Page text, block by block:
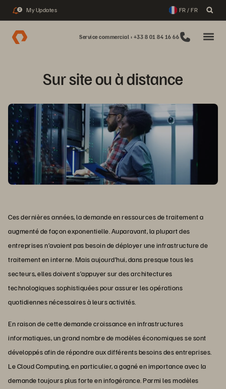
2 My Updates FR / FR
Service commercial : +33 8 01 84 16 66
Sur site ou à distance
Ces dernières années, la demande en ressources de traitement a
augmenté de façon exponentielle. Auparavant, la plupart des
entreprises n’avaient pas besoin de déployer une infrastructure de
traitement en interne. Mais aujourd’hui, dans presque tous les
secteurs, elles doivent s’appuyer sur des architectures
technologiques sophistiquées pour assurer les opérations
quotidiennes nécessaires à leurs activités.
En raison de cette demande croissance en infrastructures
informatiques, un grand nombre de modèles économiques se sont
développés afin de répondre aux différents besoins des entreprises.
Le Cloud Computing, en particulier, a gagné en importance avec la
demande toujours plus forte en infogérance. Parmi les modèles